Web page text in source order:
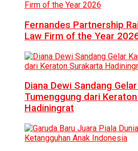
Fernandes Partnership
Law Firm of the Year
Diana Dewi Sandang
Tumenggung dari
Hadiningrat